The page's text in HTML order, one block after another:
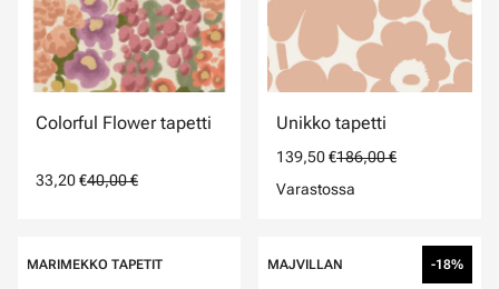
Colorful Flower tapetti
33,20 €40,00 €
Unikko tapetti
139,50 €186,00 €
Varastossa
MARIMEKKO TAPETIT MAJVILLAN -18%